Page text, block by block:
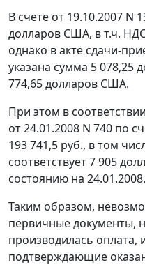
В счете от 19.10.2007 N
долларов США, в т.ч.
однако в акте сдачи-
указана сумма 5 078,25
774,65 долларов США.
При этом в
от 24.01.2008 N 740 по
193 741,5 руб., в том
соответствует 7 905
состоянию на 24.01.2008.
Таким образом,
первичные документы,
производилась оплата,
подтверждающие